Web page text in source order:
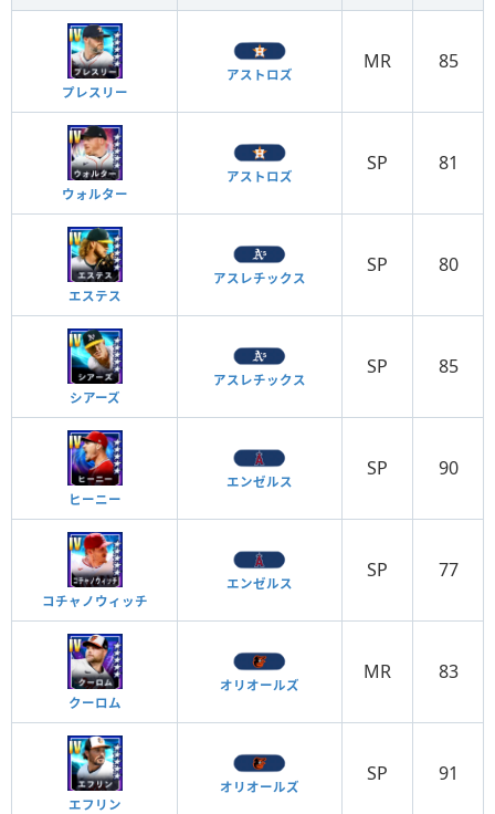
プレスリー
アストロズ
MR 85
ウォルター
アストロズ
SP 81
エステス
アスレチックス
SP 80
シアーズ
アスレチックス
SP 85
ヒーニー
エンゼルス
SP 90
コチャノウィッチ
エンゼルス
SP 77
クーロム
オリオールズ
MR 83
エフリン
オリオールズ
SP 91